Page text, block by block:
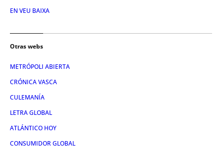
EN VEU BAIXA
Otras webs
METRÓPOLI ABIERTA
CRÓNICA VASCA
CULEMANÍA
LETRA GLOBAL
ATLÁNTICO HOY
CONSUMIDOR GLOBAL